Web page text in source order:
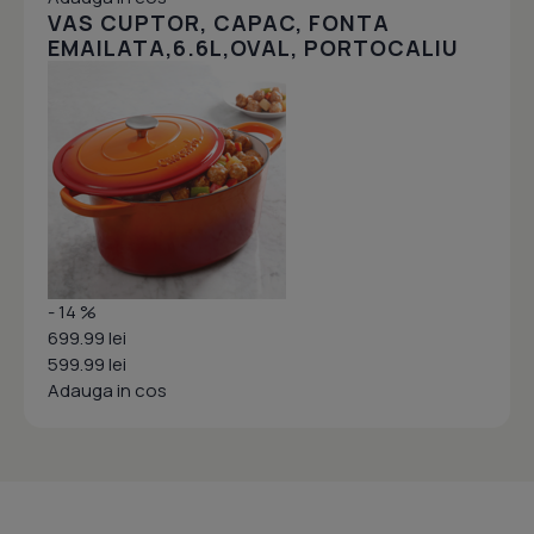
VAS CUPTOR, CAPAC, FONTA
EMAILATA,6.6L,OVAL, PORTOCALIU
- 14 %
699.99 lei
599.99 lei
Adauga in cos